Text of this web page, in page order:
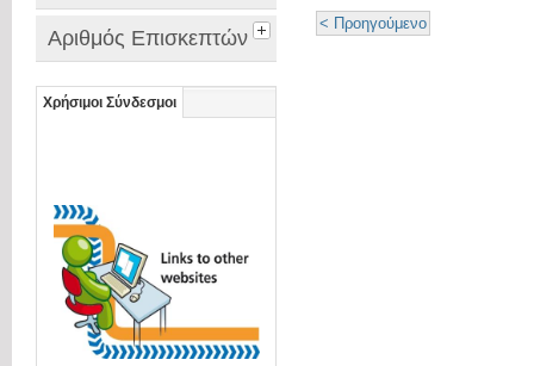
Αριθμός Επισκεπτών
Χρήσιμοι Σύνδεσμοι
< Προηγούμενο